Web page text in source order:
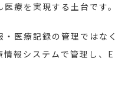
療を実現する土台です。
医療記録の管理ではな
報システムで管理し